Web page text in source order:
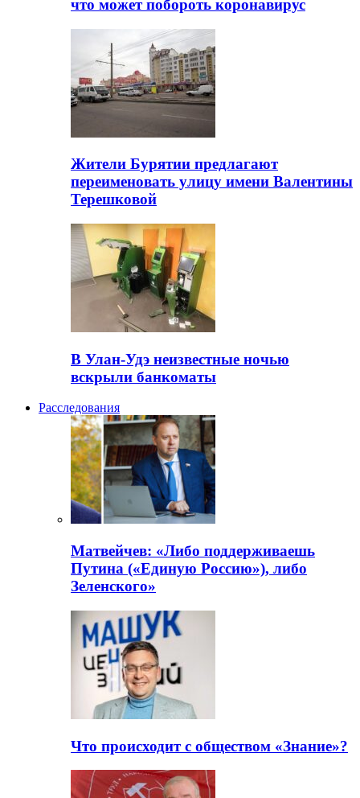
что может побороть коронавирус
Жители Бурятии предлагают
переименовать улицу имени Валентины
Терешковой
В Улан-Удэ неизвестные ночью
вскрыли банкоматы
Расследования
Матвейчев: «Либо поддерживаешь
Путина («Единую Россию»), либо
Зеленского»
Что происходит с обществом «Знание»?